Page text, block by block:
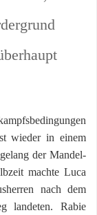
wieder in einem
der Mandel-
machte Luca
nach dem
landeten. Rabie